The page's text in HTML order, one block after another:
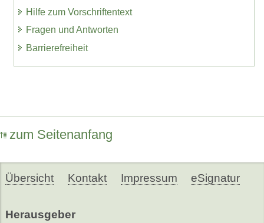
Hilfe zum Vorschriftentext
Fragen und Antworten
Barrierefreiheit
zum Seitenanfang
Übersicht Kontakt Impressum eSignatur
Herausgeber